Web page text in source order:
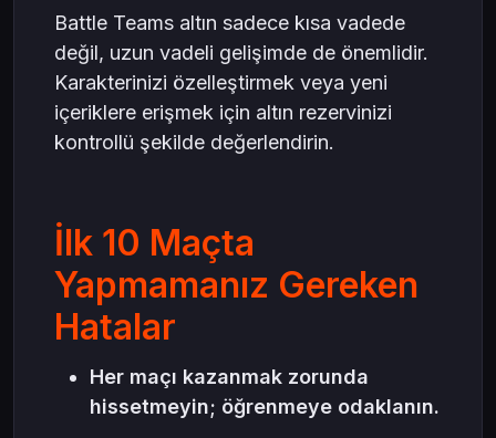
Battle Teams altın sadece kısa vadede
değil, uzun vadeli gelişimde de önemlidir.
Karakterinizi özelleştirmek veya yeni
içeriklere erişmek için altın rezervinizi
kontrollü şekilde değerlendirin.
İlk 10 Maçta
Yapmamanız Gereken
Hatalar
Her maçı kazanmak zorunda
hissetmeyin; öğrenmeye odaklanın.